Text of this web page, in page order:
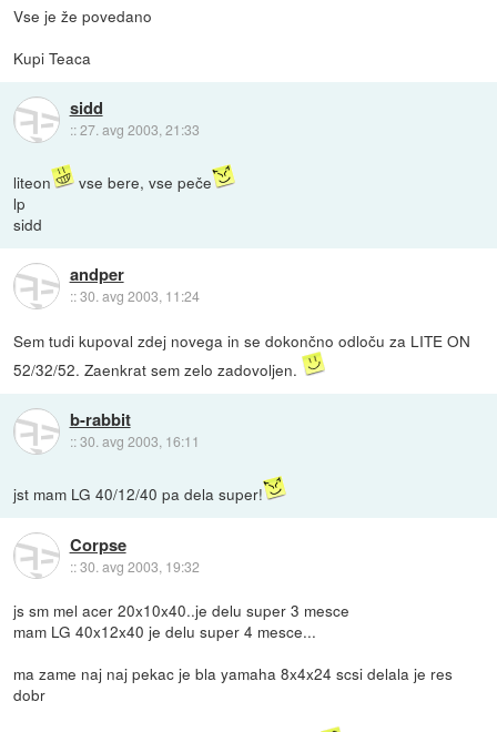
Vse je že povedano
Kupi Teaca
sidd
::27. avg 2003, 21:33
liteon
vse bere, vse peče
lp
sidd
andper
::30. avg 2003, 11:24
Sem tudi kupoval zdej novega in se dokončno odloču za LITE ON
52/32/52. Zaenkrat sem zelo zadovoljen.
b-rabbit
::30. avg 2003, 16:11
jst mam LG 40/12/40 pa dela super!
Corpse
::30. avg 2003, 19:32
js sm mel acer 20x10x40..je delu super 3 mesce
mam LG 40x12x40 je delu super 4 mesce...
ma zame naj naj pekac je bla yamaha 8x4x24 scsi delala je res
dobr